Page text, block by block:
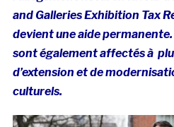
and Galleries Exhibition Tax
devient une aide
sont également affectés à
d’extension et de
culturels.